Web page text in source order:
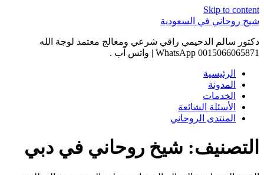
Skip to content
شيخ روحاني في السعودية
دكتور سالم الدحيمي راقي شرعي ومعالج معتمد لوجة الله
0015066065871 WhatsApp | واتس آب .
الرئيسية
المدونة
الخدمات
الأسئلة الشائعة
المنتدى الروحاني
التصنيف: شيخ روحاني في دبي